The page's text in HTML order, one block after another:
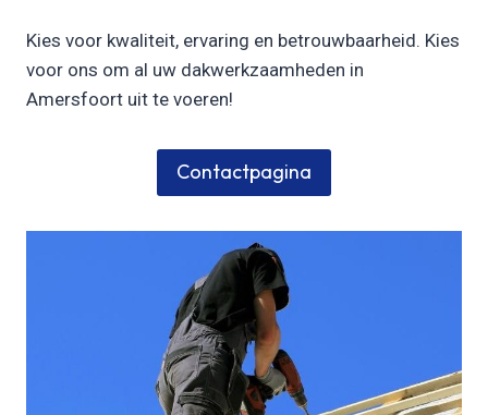
Kies voor kwaliteit, ervaring en betrouwbaarheid. Kies
voor ons om al uw dakwerkzaamheden in
Amersfoort uit te voeren!
Contactpagina